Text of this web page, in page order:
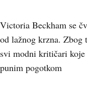
Victoria Beckham se
od lažnog krzna.
svi modni kritičari koje
punim pogotkom